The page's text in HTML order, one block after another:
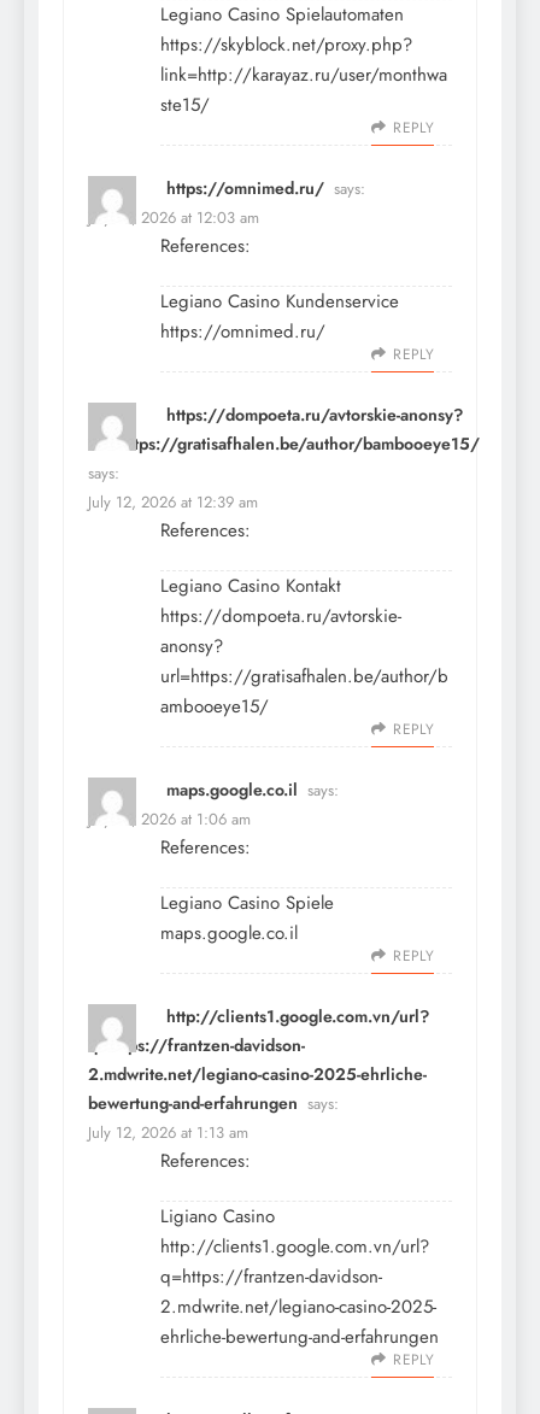
Legiano Casino Spielautomaten
https://skyblock.net/proxy.php?
link=http://karayaz.ru/user/monthwa
ste15/
REPLY
https://omnimed.ru/ says:
July 12, 2026 at 12:03 am
References:
Legiano Casino Kundenservice
https://omnimed.ru/
REPLY
https://dompoeta.ru/avtorskie-anonsy?
url=https://gratisafhalen.be/author/bambooeye15/
says:
July 12, 2026 at 12:39 am
References:
Legiano Casino Kontakt
https://dompoeta.ru/avtorskie-
anonsy?
url=https://gratisafhalen.be/author/b
ambooeye15/
REPLY
maps.google.co.il says:
July 12, 2026 at 1:06 am
References:
Legiano Casino Spiele
maps.google.co.il
REPLY
http://clients1.google.com.vn/url?
q=https://frantzen-davidson-
2.mdwrite.net/legiano-casino-2025-ehrliche-
bewertung-and-erfahrungen says:
July 12, 2026 at 1:13 am
References:
Ligiano Casino
http://clients1.google.com.vn/url?
q=https://frantzen-davidson-
2.mdwrite.net/legiano-casino-2025-
ehrliche-bewertung-and-erfahrungen
REPLY